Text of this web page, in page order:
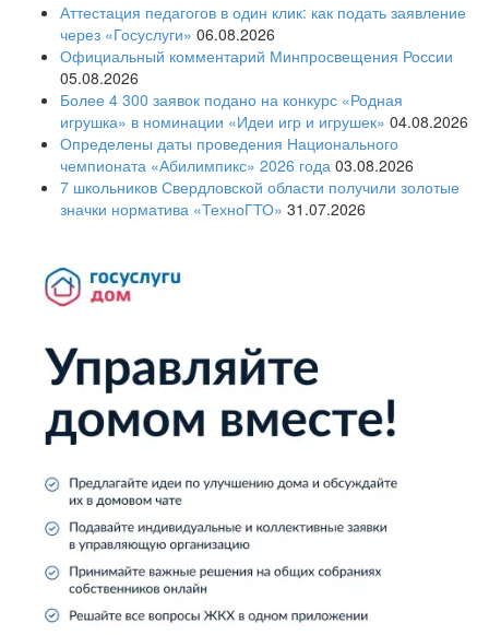
Аттестация педагогов в один клик: как подать заявление
через «Госуслуги» 06.08.2026
Официальный комментарий Минпросвещения России
05.08.2026
Более 4 300 заявок подано на конкурс «Родная
игрушка» в номинации «Идеи игр и игрушек» 04.08.2026
Определены даты проведения Национального
чемпионата «Абилимпикс» 2026 года 03.08.2026
7 школьников Свердловской области получили золотые
значки норматива «ТехноГТО» 31.07.2026